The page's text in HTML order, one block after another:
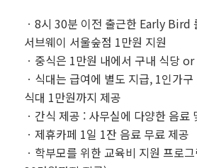
ㆍ8시 30분 이전 출근한 Early Bird
서브웨이 서울숲점 1만원 지원
ㆍ중식은 1만원 내에서 구내 식당
ㆍ식대는 급여에 별도 지급, 1인가
식대 1만원까지 제공
ㆍ간식 제공 : 사무실에 다양한 음료
ㆍ제휴카페 1일 1잔 음료 무료 제공
ㆍ학부모를 위한 교육비 지원 프로